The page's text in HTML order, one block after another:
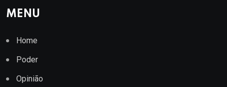
MENU
Home
Poder
Opinião